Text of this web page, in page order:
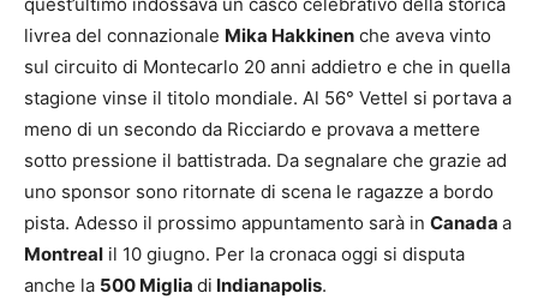
livrea del connazionale Mika Hakkinen che aveva vinto
sul circuito di Montecarlo 20 anni addietro e che in quella
stagione vinse il titolo mondiale. Al 56° Vettel si portava a
meno di un secondo da Ricciardo e provava a mettere
sotto pressione il battistrada. Da segnalare che grazie ad
uno sponsor sono ritornate di scena le ragazze a bordo
pista. Adesso il prossimo appuntamento sarà in Canada a
Montreal il 10 giugno. Per la cronaca oggi si disputa
anche la 500 Miglia di Indianapolis.